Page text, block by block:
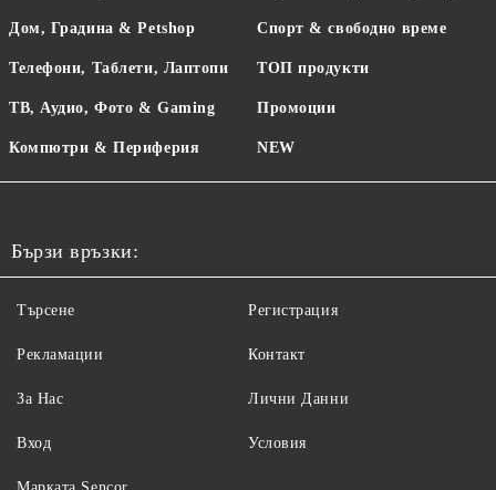
Дом, Градина & Petshop
Телефони, Таблети, Лаптопи
ТВ, Аудио, Фото & Gaming
Компютри & Периферия
Спорт & свободно време
ТОП продукти
Промоции
NEW
Бързи връзки:
Търсене
Рекламации
За Нас
Вход
Регистрация
Контакт
Лични Данни
Условия